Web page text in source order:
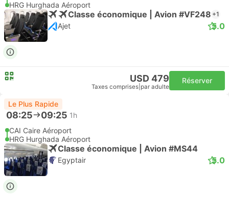
HRG Hurghada Aéroport
Classe économique | Avion #VF248 +1
Ajet 5.0
USD 479
Taxes comprises par adulte
Réserver
Le Plus Rapide
08:25 09:25 1h
CAI Caire Aéroport
HRG Hurghada Aéroport
Classe économique | Avion #MS44
Egyptair 5.0